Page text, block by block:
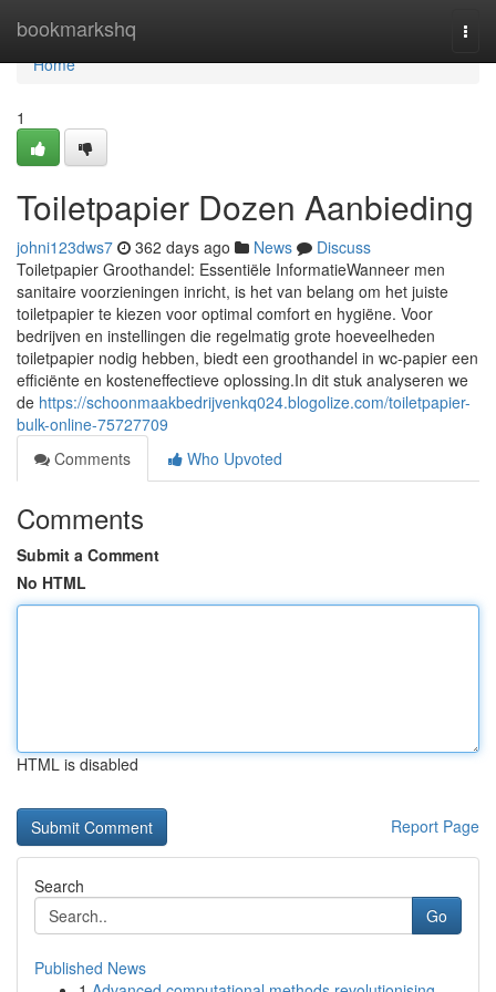
bookmarkshq
Home
Home
1
Toiletpapier Dozen Aanbieding
johni123dws7 362 days ago News
Discuss
Toiletpapier Groothandel: Essentiële InformatieWanneer men
sanitaire voorzieningen inricht, is het van belang om het juiste
toiletpapier te kiezen voor optimal comfort en hygiëne. Voor
bedrijven en instellingen die regelmatig grote hoeveelheden
toiletpapier nodig hebben, biedt een groothandel in wc-papier een
efficiënte en kosteneffectieve oplossing.In dit stuk analyseren we
de https://schoonmaakbedrijvenkq024.blogolize.com/toiletpapier-
bulk-online-75727709
Comments
Who Upvoted
Comments
Submit a Comment
No HTML
HTML is disabled
Report Page
Search
Go
Published News